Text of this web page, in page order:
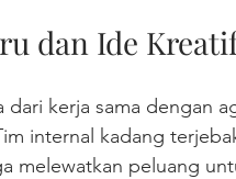
dan Ide
dari kerja sama dengan
internal kadang
melewatkan peluang